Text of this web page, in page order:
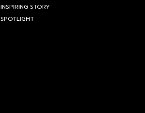
INSPIRING STORY
SPOTLIGHT